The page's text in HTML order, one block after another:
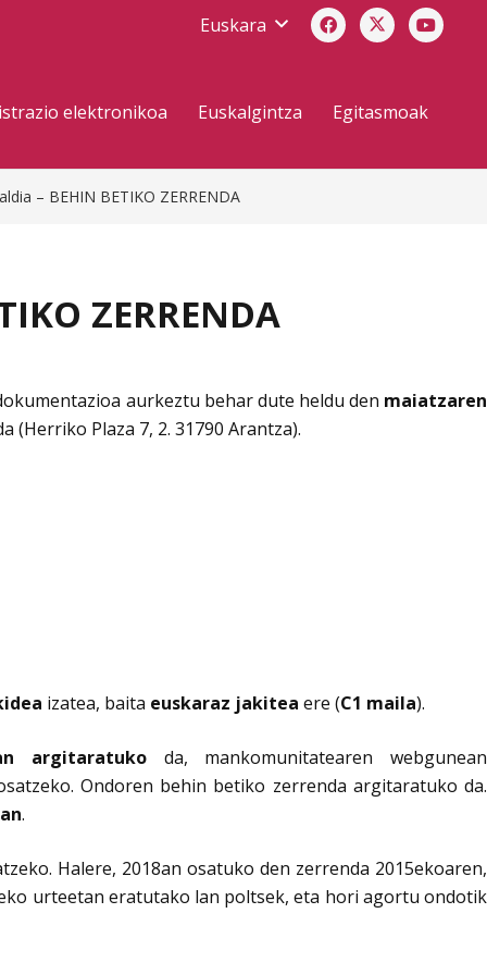
Euskara
elektronikoa Euskalgintza Egitasmoak
– BEHIN BETIKO ZERRENDA
ZERRENDA
aurkeztu behar dute heldu den maiatzaren
Plaza 7, 2. 31790 Arantza).
izatea, baita euskaraz jakitea ere (C1 maila).
argitaratuko da, mankomunitatearen webgunean
Ondoren behin betiko zerrenda argitaratuko da.
.
Halere, 2018an osatuko den zerrenda 2015ekoaren,
urteetan eratutako lan poltsek, eta hori agortu ondotik